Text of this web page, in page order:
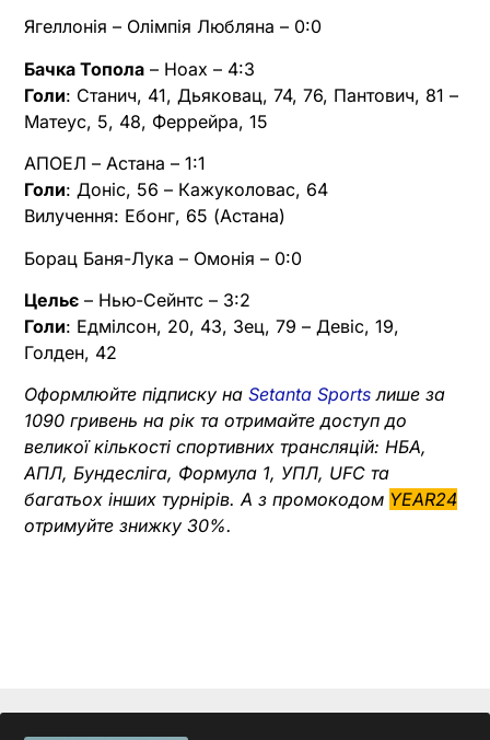
Ягеллонія – Олімпія Любляна – 0:0
Бачка Топола – Ноах – 4:3
Голи: Станич, 41, Дьяковац, 74, 76, Пантович, 81 –
Матеус, 5, 48, Феррейра, 15
АПОЕЛ – Астана – 1:1
Голи: Доніс, 56 – Кажуколовас, 64
Вилучення: Ебонг, 65 (Астана)
Борац Баня-Лука – Омонія – 0:0
Цельє – Нью-Сейнтс – 3:2
Голи: Едмілсон, 20, 43, Зец, 79 – Девіс, 19,
Голден, 42
Оформлюйте підписку на Setanta Sports лише за
1090 гривень на рік та отримайте доступ до
великої кількості спортивних трансляцій: НБА,
АПЛ, Бундесліга, Формула 1, УПЛ, UFC та
багатьох інших турнірів. А з промокодом YEAR24
отримуйте знижку 30%.